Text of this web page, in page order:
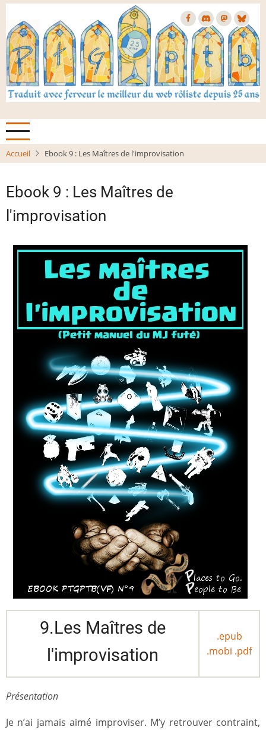
Aller
contenu
principal
Accueil Ebook 9 : Les Maîtres de l'improvisation
Ebook 9 : Les Maîtres de
l'improvisation
9.Les Maîtres de
l'improvisation
.epub
.mobi .pdf
Présentation
Je n’ai jamais aimé improviser. M’y retrouver contraint,